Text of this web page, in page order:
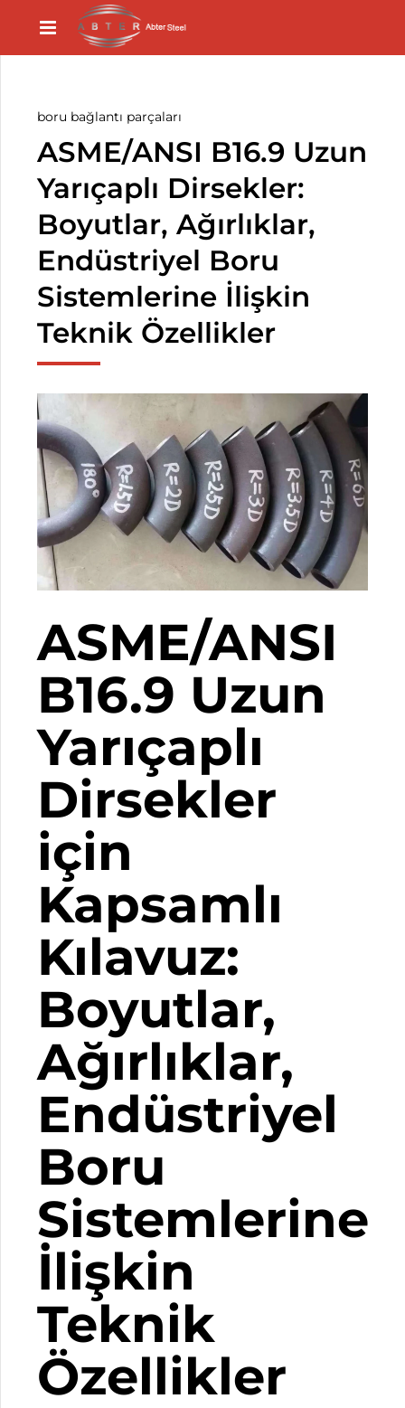
boru bağlantı parçaları
ASME/ANSI B16.9 Uzun
Yarıçaplı Dirsekler:
Boyutlar, Ağırlıklar,
Endüstriyel Boru
Sistemlerine İlişkin
Teknik Özellikler
ASME/ANSI
B16.9 Uzun
Yarıçaplı
Dirsekler
için
Kapsamlı
Kılavuz:
Boyutlar,
Ağırlıklar,
Endüstriyel
Boru
Sistemlerine
İlişkin
Teknik
Özellikler